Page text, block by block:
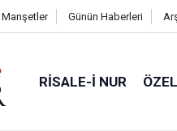
Manşetler Günün Haberleri
RISALE-I NUR ÖZEL